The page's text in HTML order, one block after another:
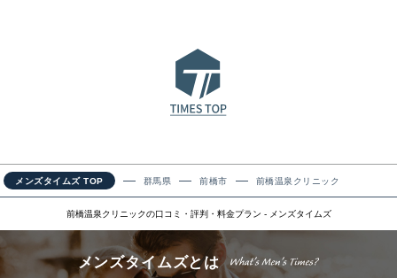
メンズタイムズ TOP 群馬県 前橋市 前橋温泉クリニック
前橋温泉クリニックの口コミ・評判・料金プラン - メンズタイムズ
メンズタイムズとは